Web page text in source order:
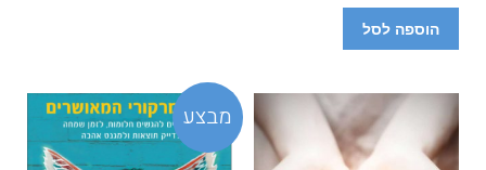
הוספה לסל
מבצע